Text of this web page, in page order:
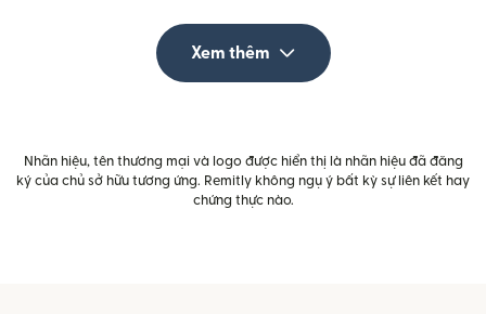
Xem thêm
Nhãn hiệu, tên thương mại và logo được hiển thị là nhãn hiệu đã đăng
ký của chủ sở hữu tương ứng. Remitly không ngụ ý bất kỳ sự liên kết hay
chứng thực nào.